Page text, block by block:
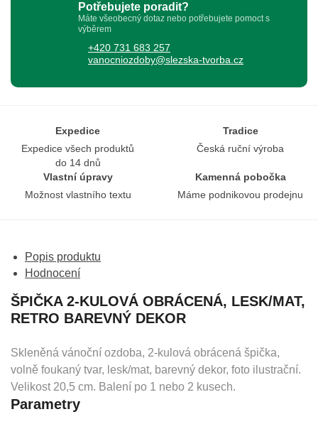
Potřebujete poradit?
Máte všeobecný dotaz nebo potřebujete pomoct s
výběrem
+420 731 683 257
vanocniozdoby@slezska-tvorba.cz
Expedice
Expedice všech produktů
do 14 dnů
Tradice
Česká ruční výroba
Vlastní úpravy
Možnost vlastního textu
Kamenná pobočka
Máme podnikovou prodejnu
Popis produktu
Hodnocení
ŠPIČKA 2-KULOVÁ OBRÁCENÁ, LESK/MAT,
RETRO BAREVNÝ DEKOR
Skleněná vánoční ozdoba, 2-kulová obrácená špička,
volně foukaný tvar, lesk/mat, barevný dekor, foto ilustrační.
Velikost 20,5 cm. Balení po 1 nebo 2 kusech.
Parametry